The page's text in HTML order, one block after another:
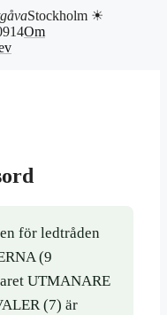
Stockholm ☀
Om
för ledtråden
(9
UTMANARE
(7) är